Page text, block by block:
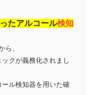
たアルコール検知
ら、
クが義務化されまし
ル検知器を用いた確